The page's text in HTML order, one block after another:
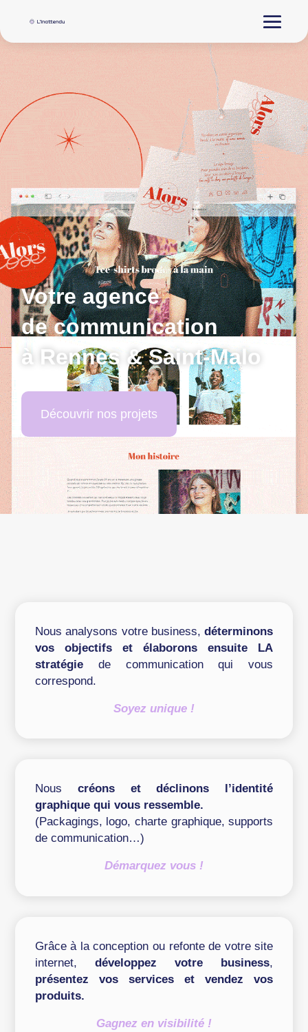
Votre agence
de communication
à Rennes & Saint-Malo
Découvrir nos projets
Nous analysons votre business,déterminons
vos objectifs et élaborons ensuite LA
stratégiede communication qui vous
correspond.
Soyez unique !
Nous créons et déclinons l’identité
graphique qui vous ressemble.
(Packagings, logo, charte graphique, supports
de communication…)
Démarquez vous !
Grâce à la conception ou refonte de votre site
internet, développez votre business
présentez vos services et vendez vos
produits.
Gagnez en visibilité !